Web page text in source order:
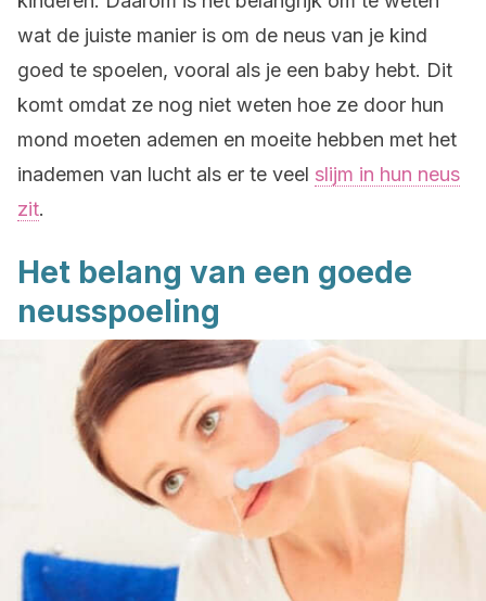
wat de juiste manier is om de neus van je kind
goed te spoelen, vooral als je een baby hebt. Dit
komt omdat ze nog niet weten hoe ze door hun
mond moeten ademen en moeite hebben met het
inademen van lucht als er te veel slijm in hun neus
zit.
Het belang van een goede
neusspoeling